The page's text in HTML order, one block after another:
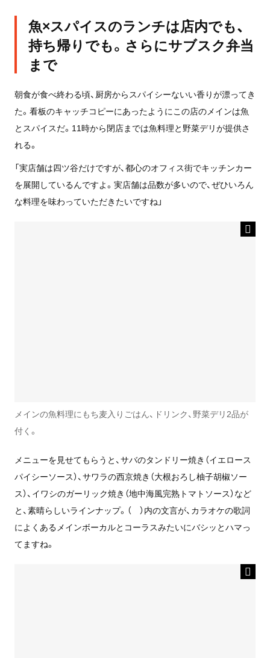
魚×スパイスのランチは店内でも、
持ち帰りでも。さらにサブスク弁当
まで
朝食が食べ終わる頃、厨房からスパイシーないい香りが漂ってき
た。看板のキャッチコピーにあったようにこの店のメインは魚
とスパイスだ。11時から閉店までは魚料理と野菜デリが提供さ
れる。
「実店舗は四ツ谷だけですが、都心のオフィス街でキッチンカー
を展開しているんですよ。実店舗は品数が多いので、ぜひいろん
な料理を味わっていただきたいですね」
メインの魚料理にもち麦入りごはん、ドリンク、野菜デリ2品が
付く。
メニューを見せてもらうと、サバのタンドリー焼き（イエロース
パイシーソース）、サワラの西京焼き（大根おろし柚子胡椒ソー
ス）、イワシのガーリック焼き（地中海風完熟トマトソース）など
と、素晴らしいラインナップ。（ ）内の文言が、カラオケの歌詞
によくあるメインボーカルとコーラスみたいにバシッとハマっ
てますね。